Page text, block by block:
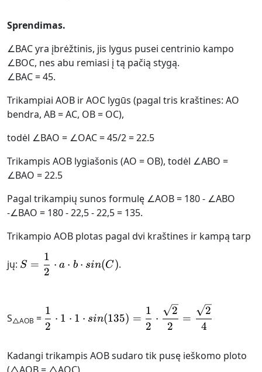
Sprendimas.
∠BAC yra įbrėžtinis, jis lygus pusei centrinio kampo
∠BOC, nes abu remiasi į tą pačią stygą.
∠BAC = 45.
Trikampiai AOB ir AOC lygūs (pagal tris kraštines: AO
bendra, AB = AC, OB = OC),
todėl ∠BAO = ∠OAC = 45/2 = 22.5
Trikampis AOB lygiašonis (AO = OB), todėl ∠ABO =
∠BAO = 22.5
Pagal trikampių sunos formulę ∠AOB = 180 - ∠ABO
-∠BAO = 180 - 22,5 - 22,5 = 135.
Trikampio AOB plotas pagal dvi kraštines ir kampą tarp
jų: S = \frac{1}{2}\cdot a\cdot b\cdot
S =
2
1
⋅ a ⋅ b ⋅ sin(C).
S△AOB =
\frac{1}{2}\cdot 1\cdot
2
1
⋅ 1 ⋅ 1 ⋅ sin(135) =
2
1
⋅
2
2
=
4
2
Kadangi trikampis AOB sudaro tik pusę ieškomo ploto
(△AOB = △AOC),